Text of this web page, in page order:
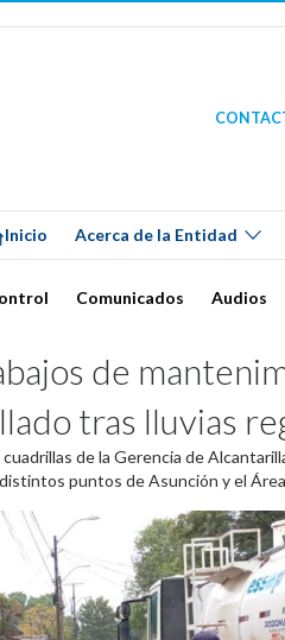
Inicio Acerca de la Entidad
Comunicados Audios
de
tras lluvias
de la Gerencia de
puntos de Asunción y el